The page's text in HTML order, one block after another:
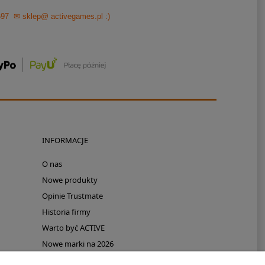
✉ sklep@ activegames.pl :)
INFORMACJE
O nas
Nowe produkty
Opinie Trustmate
Historia firmy
Warto być ACTIVE
Nowe marki na 2026